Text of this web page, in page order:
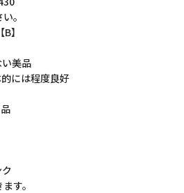
。
】
美品
には程度良好
す。